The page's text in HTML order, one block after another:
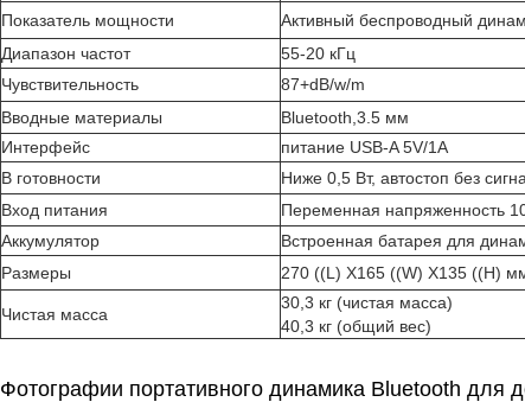
Показатель мощности
Активный беспроводный
Диапазон частот
55-20 кГц
Чувствительность
87+dB/w/m
Вводные материалы
Bluetooth,3.5 мм
Интерфейс
питание USB-A 5V/1A
В готовности
Ниже 0,5 Вт, автостоп без
Вход питания
Переменная напряженность
Аккумулятор
Встроенная батарея для
Размеры
270 ((L) X165 ((W) X135 ((H)
Чистая масса
30,3 кг (чистая масса)
40,3 кг (общий вес)
Фотографии портативного динамика Bluetooth для